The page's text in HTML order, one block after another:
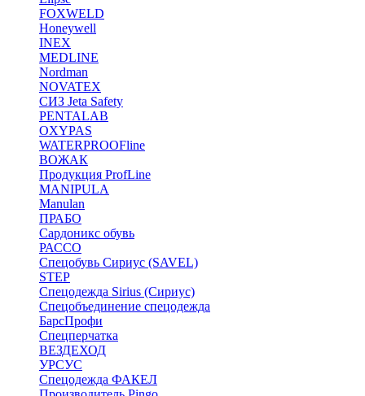
FOXWELD
Honeywell
INEX
MEDLINE
Nordman
NOVATEX
СИЗ Jeta Safety
PENTALAB
OXYPAS
WATERPROOFline
ВОЖАК
Продукция ProfLine
MANIPULA
Manulan
ПРАБО
Сардоникс обувь
РАССО
Спецобувь Сириус (SAVEL)
STEP
Спецодежда Sirius (Сириус)
Спецобъединение спецодежда
БарсПрофи
Спецперчатка
ВЕЗДЕХОД
УРСУС
Спецодежда ФАКЕЛ